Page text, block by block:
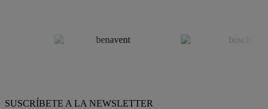
SUSCRÍBETE A LA NEWSLETTER